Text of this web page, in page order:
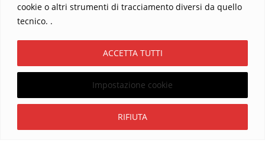
cookie o altri strumenti di tracciamento diversi da quello
tecnico. .
Impostazione cookie
RIFIUTA
ACCETTA TUTTI
Sostieni La Buona Parola – dona 5 €, 10 €, 25 €… il tuo contributo
I viaggi dell’anima
Catechesi
Informativa Privacy
Copyright ©2026 La buona Parola . All rights reserved.
Powered byWordPress &Designed byBizberg Themes